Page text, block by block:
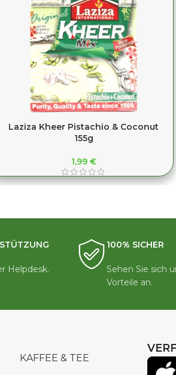
Laziza Kheer Pistachio & Coconut
155g
1,99 €
Helpdesk.
100% SICHER
Sehen Sie sich
Vorteile an.
KAFFEE & TEE